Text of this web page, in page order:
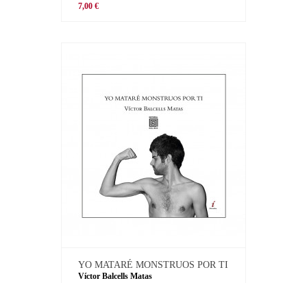
7,00 €
YO MATARÉ MONSTRUOS POR TI
Víctor Balcells Matas